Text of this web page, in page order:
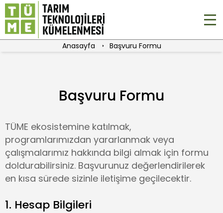
Anasayfa Başvuru Formu
Başvuru Formu
TÜME ekosistemine katılmak,
programlarımızdan yararlanmak veya
çalışmalarımız hakkında bilgi almak için formu
doldurabilirsiniz. Başvurunuz değerlendirilerek
en kısa sürede sizinle iletişime geçilecektir.
1. Hesap Bilgileri